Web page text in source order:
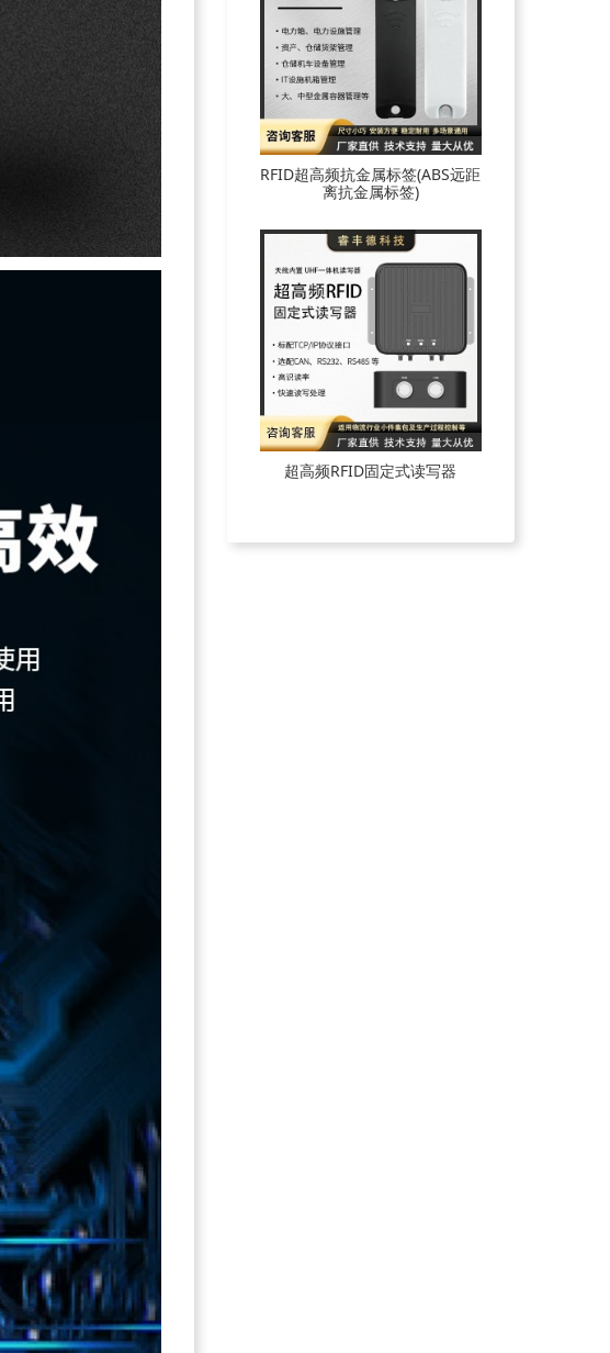
RFID超高频抗金属标签(ABS远距
离抗金属标签)
超高频RFID固定式读写器